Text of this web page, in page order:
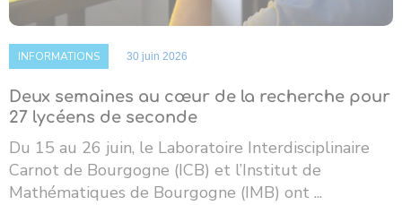
INFORMATIONS 30 juin 2026
Deux semaines au cœur de la recherche pour
27 lycéens de seconde
Du 15 au 26 juin, le Laboratoire Interdisciplinaire
Carnot de Bourgogne (ICB) et l’Institut de
Mathématiques de Bourgogne (IMB) ont ...